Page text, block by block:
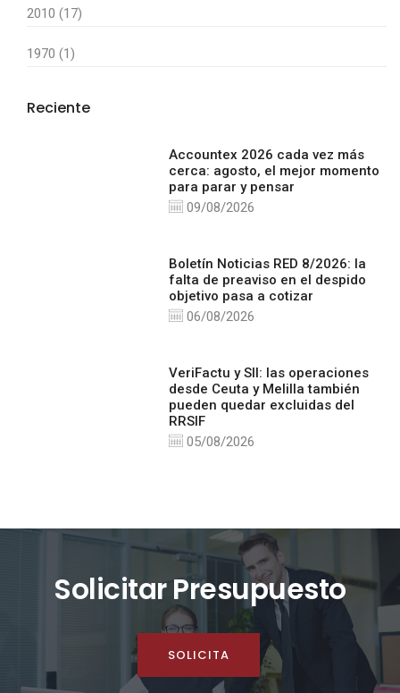
2010 (17)
1970 (1)
Reciente
Accountex 2026 cada vez más
cerca: agosto, el mejor momento
para parar y pensar
09/08/2026
Boletín Noticias RED 8/2026: la
falta de preaviso en el despido
objetivo pasa a cotizar
06/08/2026
VeriFactu y SII: las operaciones
desde Ceuta y Melilla también
pueden quedar excluidas del
RRSIF
05/08/2026
Solicitar Presupuesto
SOLICITA